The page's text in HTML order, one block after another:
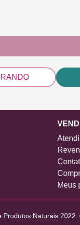
Meus
Produtos Naturais